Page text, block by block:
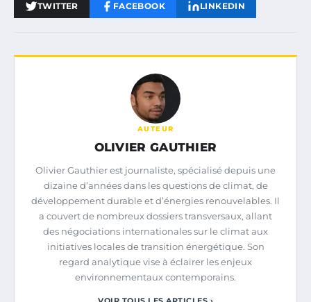
TWITTER FACEBOOK LINKEDIN
AUTEUR
OLIVIER GAUTHIER
Olivier Gauthier est journaliste, spécialisé depuis une
dizaine d’années dans les questions de climat, de
développement durable et d’énergies renouvelables. Il
a couvert de nombreux dossiers transversaux, allant
des négociations internationales sur le climat aux
initiatives locales de transition énergétique. Son
regard analytique vise à éclairer les enjeux
environnementaux contemporains.